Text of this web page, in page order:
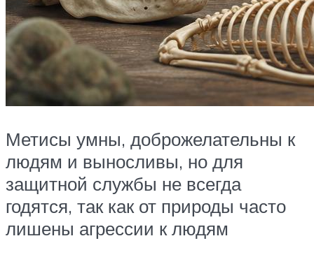
Метисы умны, доброжелательны к
людям и выносливы, но для
защитной службы не всегда
годятся, так как от природы часто
лишены агрессии к людям